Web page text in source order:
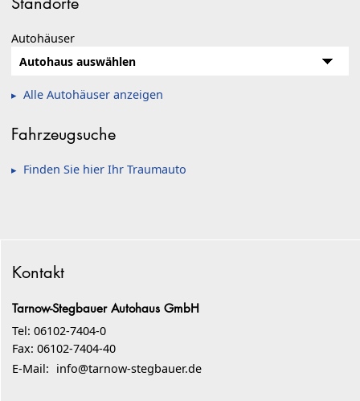
Autohäuser
Alle Autohäuser anzeigen
Fahrzeugsuche
Finden Sie hier Ihr Traumauto
Kontakt
Tarnow-Stegbauer Autohaus GmbH
Tel: 06102-7404-0
Fax: 06102-7404-40
E-Mail: info@tarnow-stegbauer.de